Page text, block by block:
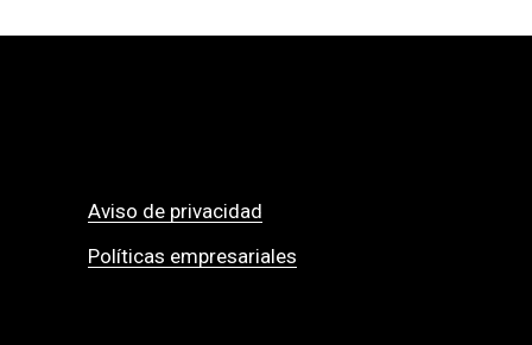
Aviso de privacidad
Políticas empresariales